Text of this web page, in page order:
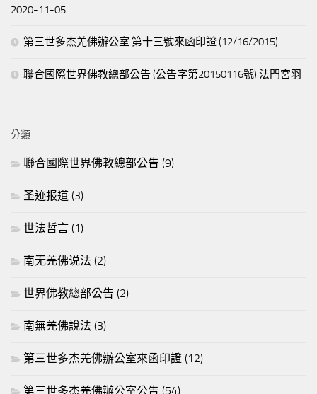
2020-11-05
第三世多杰羌佛辦公室 第十三號來函印證 (12/16/2015)
聯合國際世界佛教總部公告 (公告字第20150116號) 法門宮羽
分類
聯合國際世界佛教總部公告 (9)
圣迹报道 (3)
世法哲言 (1)
南无羌佛说法 (2)
世界佛教總部公告 (2)
南無羌佛說法 (3)
第三世多杰羌佛辦公室來函印證 (12)
第三世多杰羌佛辦公室公告 (54)